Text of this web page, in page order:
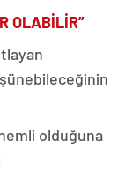
OLABİLİR”
olduğuna